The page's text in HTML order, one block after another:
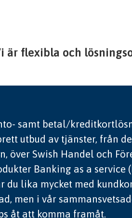
är flexibla och
samt betal/
utbud av tjänster, från
över Swish Handel och
Banking as a service
du lika mycket med
men i vår
åt att komma framåt.